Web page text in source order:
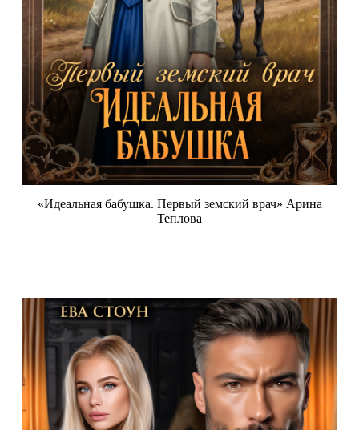
«Идеальная бабушка. Первый земский врач» Арина
Теплова